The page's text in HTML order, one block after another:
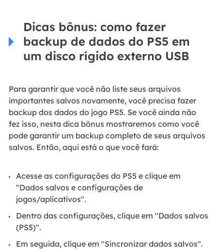
Dicas bônus: como fazer
backup de dados do PS5 em
um disco rígido externo USB
Para garantir que você não liste seus arquivos
importantes salvos novamente, você precisa fazer
backup dos dados do jogo PS5. Se você ainda não
fez isso, nesta dica bônus mostraremos como você
pode garantir um backup completo de seus arquivos
salvos. Então, aqui está o que você fará:
Acesse as configurações do PS5 e clique em
"Dados salvos e configurações de
jogos/aplicativos".
Dentro das configurações, clique em "Dados salvos
(PS5)".
Em seguida, clique em "Sincronizar dados salvos".